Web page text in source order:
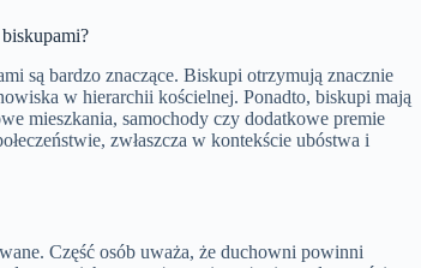
są bardzo znaczące. Biskupi otrzymują znacznie
w hierarchii kościelnej. Ponadto, biskupi mają
mieszkania, samochody czy dodatkowe premie
zwłaszcza w kontekście ubóstwa i
Część osób uważa, że duchowni powinni